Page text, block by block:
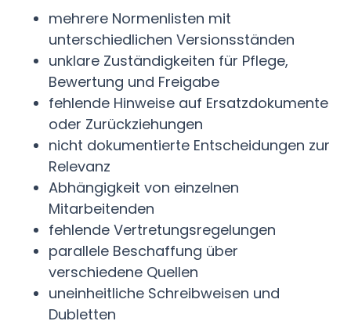
mehrere Normenlisten mit
unterschiedlichen Versionsständen
unklare Zuständigkeiten für Pflege,
Bewertung und Freigabe
fehlende Hinweise auf Ersatzdokumente
oder Zurückziehungen
nicht dokumentierte Entscheidungen zur
Relevanz
Abhängigkeit von einzelnen
Mitarbeitenden
fehlende Vertretungsregelungen
parallele Beschaffung über
verschiedene Quellen
uneinheitliche Schreibweisen und
Dubletten